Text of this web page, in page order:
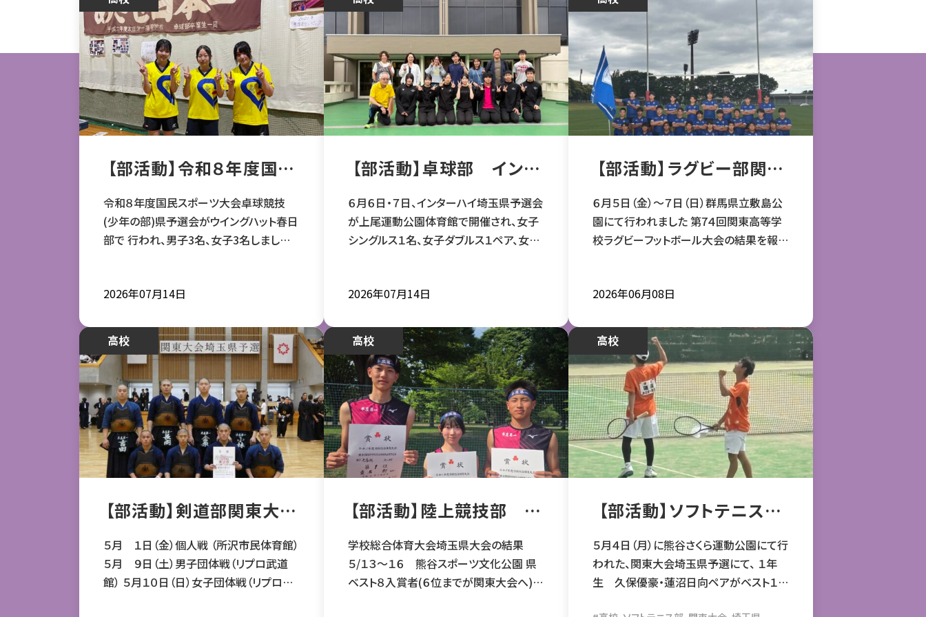
【部活動】令和８年度国民
スポーツ大会卓球競技(少
年の部)県予選会試合結
果
令和８年度国民スポーツ大会卓球競技
(少年の部)県予選会がウイングハット春日
部で 行われ、男子3名、女子3名しました
た。 ベスト１２８ 戸谷 奈々夏（２年文Ⅰ
全員１年生のため、惨敗。女子も厳しい結
果となりました。 ８月の学年別強化大会ま
2026年07月14日
【部活動】卓球部 インタ
ーハイ埼玉県予選会試合
結果
６月６日・７日、インターハイ埼玉県予選会
が上尾運動公園体育館で開催され、女子
シングルス１名、女子ダブルス１ペア、女子
及川 星（３年文Ⅰ小鹿野中） 女子ダブル
夏（２年文Ⅰ本庄南中）ペア 女子学校対
抗 １回戦本一（２－３）浦和一女 団体メ
ンバー 及川 星・戸谷 奈々夏 栗林
優心（2年文Ⅱ宮郷中）・ 船橋 愛結（1年
AⅠアドバンス本庄南中） シングルス・ダブ
ルスはシード選手に敗れ、学校対抗はもう
一つ取り切れず敗退でした。 ３年生は引
退となり、新チームの出発となりました。
３年間お疲れ様でした。 そして、ご声援有
難うございました。
2026年07月14日
【部活動】ラグビー部関東
大会出場
６月５日（金）～７日（日）群馬県立敷島公
園にて行われました 第7４回関東高等学
校ラグビーフットボール大会の結果を報告
修大学松戸高等学校（千葉３位） ６月７日
５対７ 桐生第一高等学校（群馬３位） 上記
の通り、ブロック３位で大会を終了しまし
た。 たくさんの皆様のご支援、ご声援感謝
申し上げます。 引き続き、よろしくお願いい
たします。
2026年06月08日
中学・高校
高校
【部活動】剣道部関東大会
出場
５月 １日（金）個人戦 （所沢市民体育館）
５月 ９日（土）男子団体戦（リプロ武道
館） ５月１０日（日）女子団体戦（リプロ武
中学・高校
高校
【部活動】陸上競技部 関
東高校陸上競技大会に３
名出場！
学校総合体育大会埼玉県大会の結果
５/１３～１６ 熊谷スポーツ文化公園 県
ベスト８入賞者(６位までが関東大会へ)
中学・高校
高校
【部活動】ソフトテニス部
男子『令和８年度関東大会
（男子個人戦の部）出場！』
５月４日（月）に熊谷さくら運動公園にて行
われた、関東大会埼玉県予選にて、 １年
生 久保優豪・蓮沼日向ペアがベスト１６